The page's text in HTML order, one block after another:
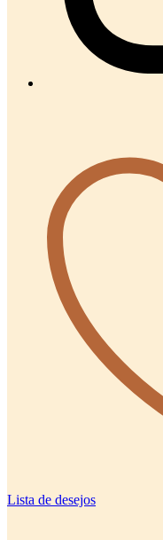
Lista de desejos